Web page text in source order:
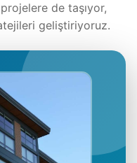
de taşıyor,
geliştiriyoruz.